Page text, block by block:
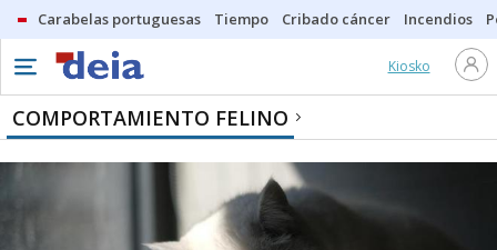
Carabelas portuguesas Tiempo Cribado cáncer Incendios
Kiosko
COMPORTAMIENTO FELINO